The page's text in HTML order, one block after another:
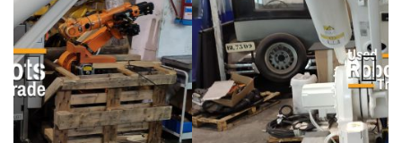
Previous Next